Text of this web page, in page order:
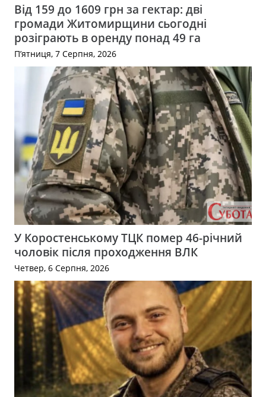
Від 159 до 1609 грн за гектар: дві
громади Житомирщини сьогодні
розіграють в оренду понад 49 га
П’ятниця, 7 Серпня, 2026
У Коростенському ТЦК помер 46-річний
чоловік після проходження ВЛК
Четвер, 6 Серпня, 2026